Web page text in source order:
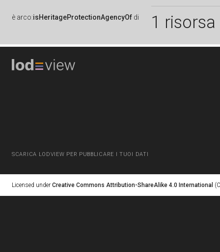
è arco:isHeritageProtectionAgencyOf di 1 risorsa
SCARICA LODVIEW PER PUBBLICARE I TUOI DATI
Licensed under Creative Commons Attribution-ShareAlike 4.0 International